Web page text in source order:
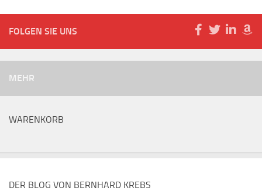
FOLGEN SIE UNS
MEHR
WARENKORB
DER BLOG VON BERNHARD KREBS